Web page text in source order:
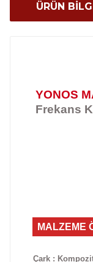
ÜRÜN
YONOS
Frekans
MALZEME
Çark :